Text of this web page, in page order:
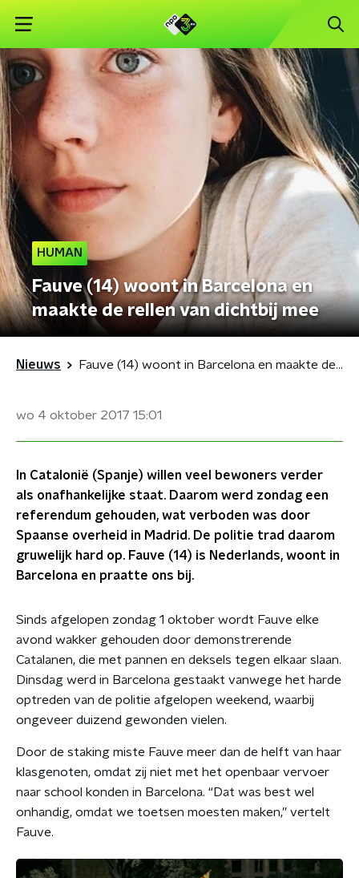
HUMAN
Fauve (14) woont in Barcelona en
maakte de rellen van dichtbij mee
Nieuws Fauve (14) woont in Barcelona en maakte de rellen van dichtbij mee
wo 4 oktober 2017 15:01
In Catalonië (Spanje) willen veel bewoners verder
als onafhankelijke staat. Daarom werd zondag een
referendum gehouden, wat verboden was door
Spaanse overheid in Madrid. De politie trad daarom
gruwelijk hard op. Fauve (14) is Nederlands, woont in
Barcelona en praatte ons bij.
Sinds afgelopen zondag 1 oktober wordt Fauve elke
avond wakker gehouden door demonstrerende
Catalanen, die met pannen en deksels tegen elkaar slaan.
Dinsdag werd in Barcelona gestaakt vanwege het harde
optreden van de politie afgelopen weekend, waarbij
ongeveer duizend gewonden vielen.
Door de staking miste Fauve meer dan de helft van haar
klasgenoten, omdat zij niet met het openbaar vervoer
naar school konden in Barcelona. “Dat was best wel
onhandig, omdat we toetsen moesten maken,” vertelt
Fauve.